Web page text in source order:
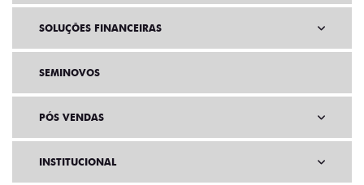
SOLUÇÕES FINANCEIRAS
SEMINOVOS
PÓS VENDAS
INSTITUCIONAL